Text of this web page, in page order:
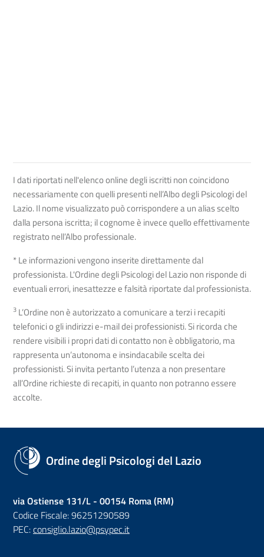
I dati riportati nell'elenco online degli iscritti non coincidono
necessariamente con quelli presenti nell’Albo degli Psicologi del
Lazio. Il nome visualizzato può corrispondere a un alias scelto
dalla persona iscritta; il cognome è invece quello effettivamente
registrato nell’Albo professionale.
* Le informazioni vengono inserite direttamente dal
professionista. L'Ordine degli Psicologi del Lazio non risponde di
eventuali errori, inesattezze e falsità riportate dal professionista.
3 L’Ordine non è autorizzato a comunicare a terzi i recapiti
telefonici o gli indirizzi e-mail dei professionisti. Si ricorda che
rendere visibili i propri dati di contatto non è obbligatorio, ma
rappresenta un’autonoma e insindacabile scelta dei
professionisti. Si invita pertanto l’utenza a non presentare
all’Ordine richieste di recapiti, in quanto non potranno essere
accolte.
Ordine degli Psicologi del Lazio
via Ostiense 131/L - 00154 Roma (RM)
Codice Fiscale: 96251290589
PEC:consiglio.lazio@psypec.it